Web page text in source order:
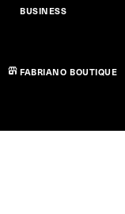
BUSINESS
FABRIANO BOUTIQUE